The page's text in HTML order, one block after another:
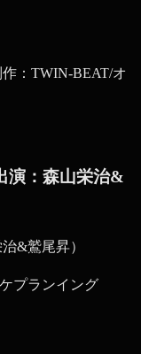
作：TWIN-BEAT/オ
演：森山栄治&
&鷲尾昇）
プランイング